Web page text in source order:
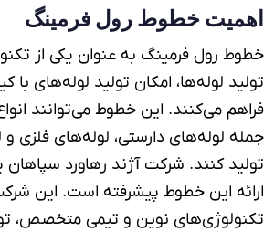
اهمیت خطوط رول فرمینگ
خطوط رول فرمینگ به عنوان یکی از
تولید لوله‌ها، امکان تولید لوله‌های با
فراهم می‌کنند. این خطوط می‌توانند
جمله لوله‌های دارستی، لوله‌های فلزی
تولید کنند. شرکت آژند رهاورد سپاهان
ارائه این خطوط پیشرفته است. این شرکت
تکنولوژی‌های نوین و تیمی متخصص،